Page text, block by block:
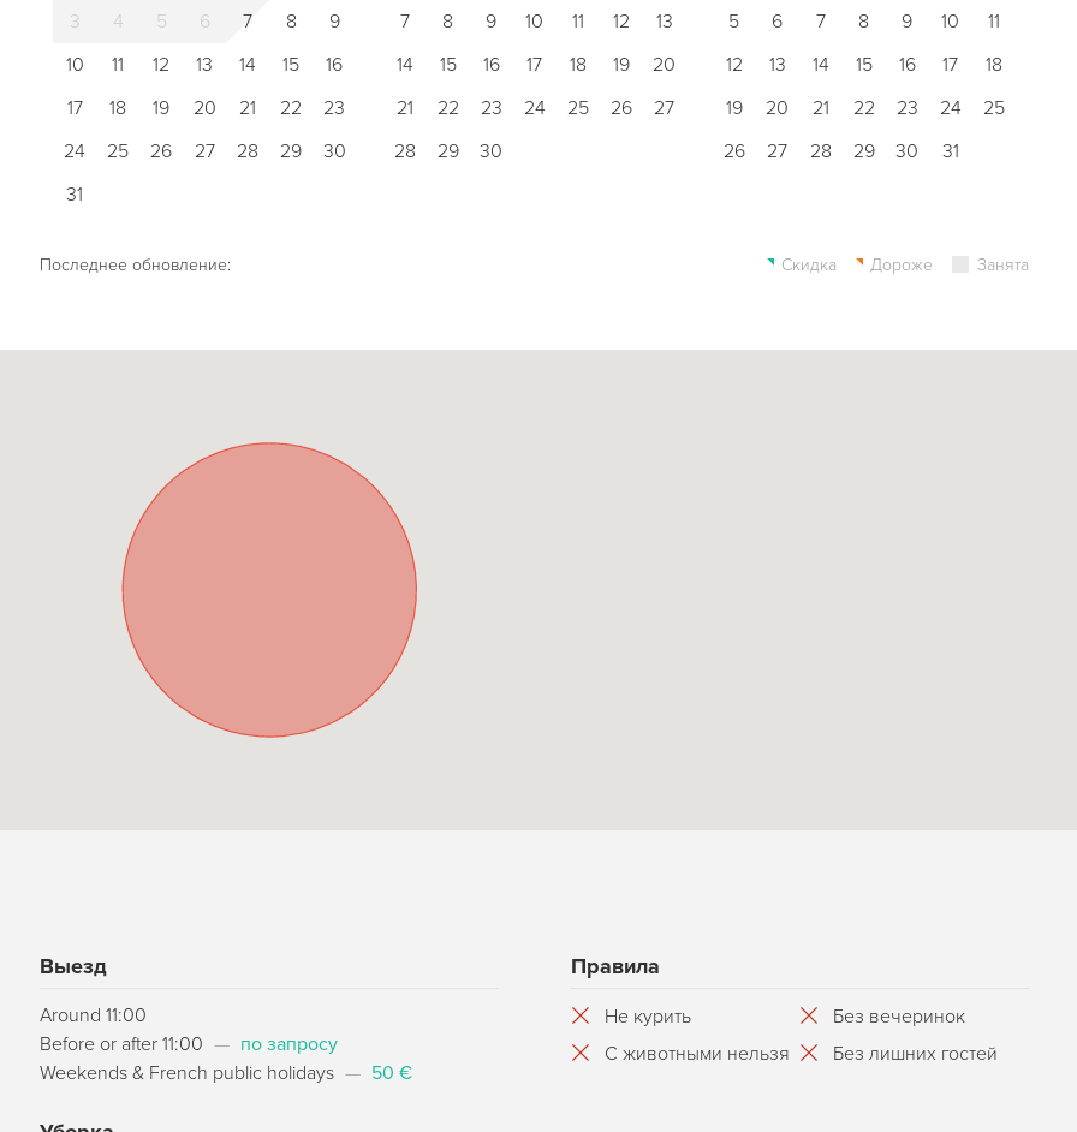
3
4 5 6 7 8
9
10
11 12 13 14 15
16
17
18 19 20 21 22
23
24
25 26 27 28 29
30
31
7
8 9 10 11 12
13
14
15 16 17 18 19
20
21
22 23 24 25 26
27
28
29 30
5
6 7 8 9 10
11
12
13 14 15 16 17
18
19
20 21 22 23 24
25
26
27 28 29 30 31
Последнее обновление: Скидка Дороже Занята
Выезд
Around 11:00
Before or after 11:00 — по запросу
Weekends & French public holidays — 50 €
Правила
Не курить
Без вечеринок
С животными нельзя
Без лишних гостей